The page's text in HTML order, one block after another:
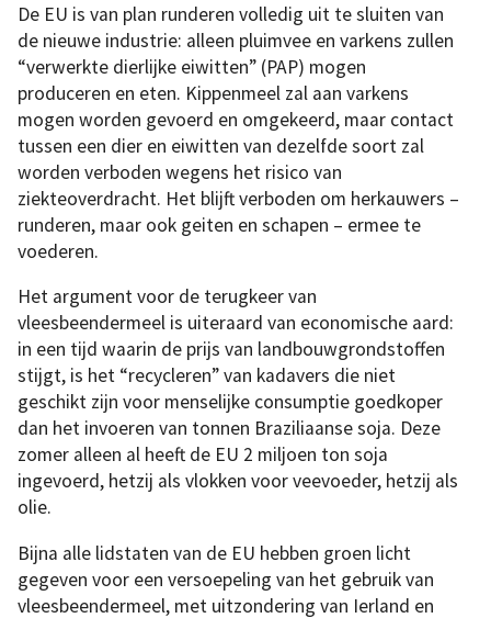
De EU is van plan runderen volledig uit te sluiten van
de nieuwe industrie: alleen pluimvee en varkens zullen
“verwerkte dierlijke eiwitten” (PAP) mogen
produceren en eten. Kippenmeel zal aan varkens
mogen worden gevoerd en omgekeerd, maar contact
tussen een dier en eiwitten van dezelfde soort zal
worden verboden wegens het risico van
ziekteoverdracht. Het blijft verboden om herkauwers –
runderen, maar ook geiten en schapen – ermee te
voederen.
Het argument voor de terugkeer van
vleesbeendermeel is uiteraard van economische aard:
in een tijd waarin de prijs van landbouwgrondstoffen
stijgt, is het “recycleren” van kadavers die niet
geschikt zijn voor menselijke consumptie goedkoper
dan het invoeren van tonnen Braziliaanse soja. Deze
zomer alleen al heeft de EU 2 miljoen ton soja
ingevoerd, hetzij als vlokken voor veevoeder, hetzij als
olie.
Bijna alle lidstaten van de EU hebben groen licht
gegeven voor een versoepeling van het gebruik van
vleesbeendermeel, met uitzondering van Ierland en